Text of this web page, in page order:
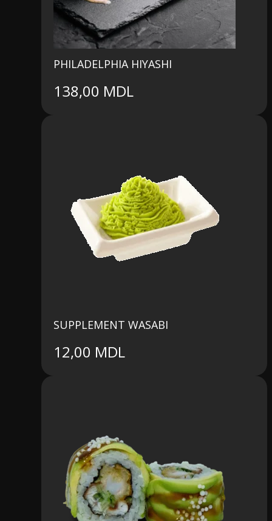
PHILADELPHIA HIYASHI
138,00 MDL
SUPPLEMENT WASABI
12,00 MDL